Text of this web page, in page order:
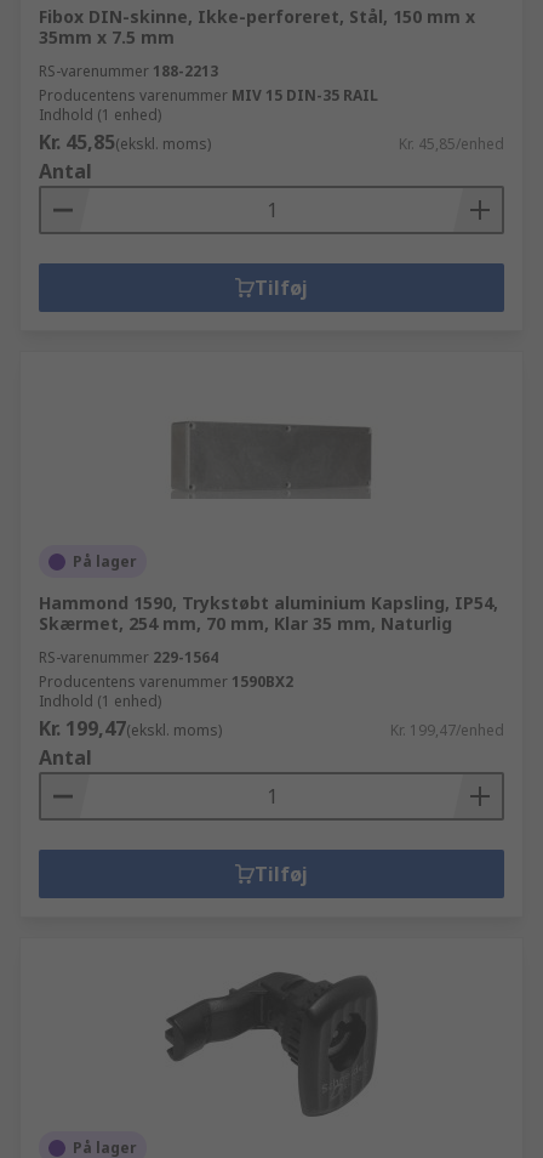
Fibox DIN-skinne, Ikke-perforeret, Stål, 150 mm x
35mm x 7.5 mm
RS-varenummer 188-2213
Producentens varenummer MIV 15 DIN-35 RAIL
Indhold (1 enhed)
Kr. 45,85(ekskl. moms) Kr. 45,85/enhed
Antal
Tilføj
På lager
Hammond 1590, Trykstøbt aluminium Kapsling, IP54,
Skærmet, 254 mm, 70 mm, Klar 35 mm, Naturlig
RS-varenummer 229-1564
Producentens varenummer 1590BX2
Indhold (1 enhed)
Kr. 199,47(ekskl. moms) Kr. 199,47/enhed
Antal
Tilføj
På lager